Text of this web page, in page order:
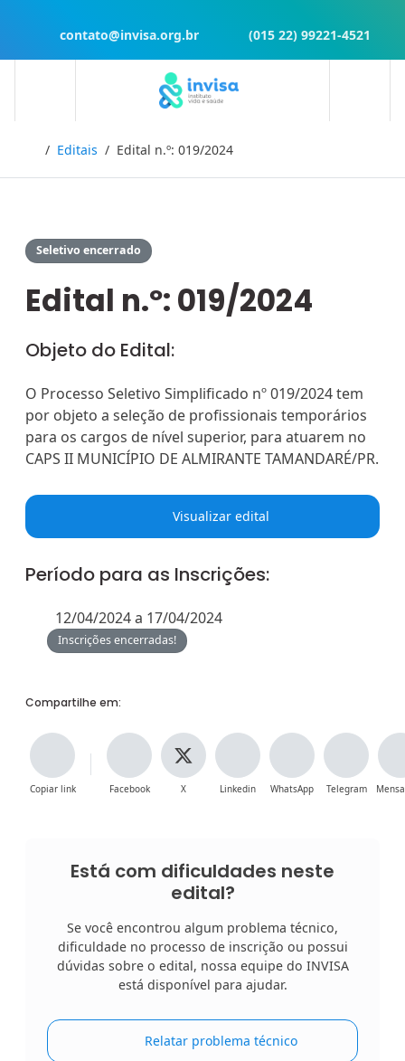
contato@invisa.org.br (015 22) 99221-4521
InícioEditais Edital n.º: 019/2024
Seletivo encerrado
Edital n.º: 019/2024
Objeto do Edital:
O Processo Seletivo Simplificado nº 019/2024 tem
por objeto a seleção de profissionais temporários
para os cargos de nível superior, para atuarem no
CAPS II MUNICÍPIO DE ALMIRANTE TAMANDARÉ/PR.
Visualizar edital
Período para as Inscrições:
12/04/2024 a 17/04/2024
Inscrições encerradas!
Compartilhe em:
Copiar link Facebook X Linkedin WhatsApp Telegram
Está com dificuldades neste
edital?
Se você encontrou algum problema técnico,
dificuldade no processo de inscrição ou possui
dúvidas sobre o edital, nossa equipe do INVISA
está disponível para ajudar.
Relatar problema técnico